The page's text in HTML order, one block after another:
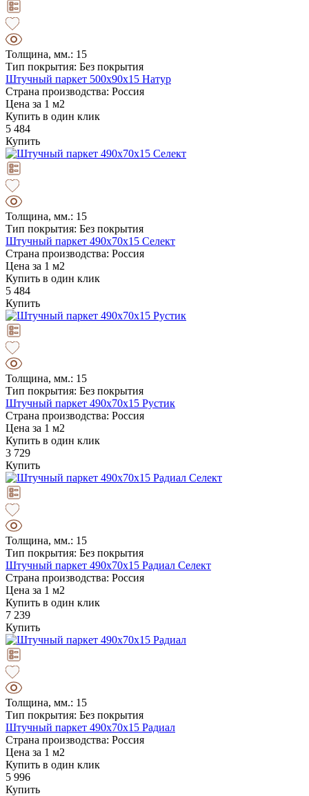
Толщина, мм.: 15
Тип покрытия: Без покрытия
Штучный паркет 500х90х15 Натур
Страна производства: Россия
Цена за 1 м2
Купить в один клик
5 484
Купить
Толщина, мм.: 15
Тип покрытия: Без покрытия
Штучный паркет 490х70х15 Селект
Страна производства: Россия
Цена за 1 м2
Купить в один клик
5 484
Купить
Толщина, мм.: 15
Тип покрытия: Без покрытия
Штучный паркет 490х70х15 Рустик
Страна производства: Россия
Цена за 1 м2
Купить в один клик
3 729
Купить
Толщина, мм.: 15
Тип покрытия: Без покрытия
Штучный паркет 490х70х15 Радиал Селект
Страна производства: Россия
Цена за 1 м2
Купить в один клик
7 239
Купить
Толщина, мм.: 15
Тип покрытия: Без покрытия
Штучный паркет 490х70х15 Радиал
Страна производства: Россия
Цена за 1 м2
Купить в один клик
5 996
Купить